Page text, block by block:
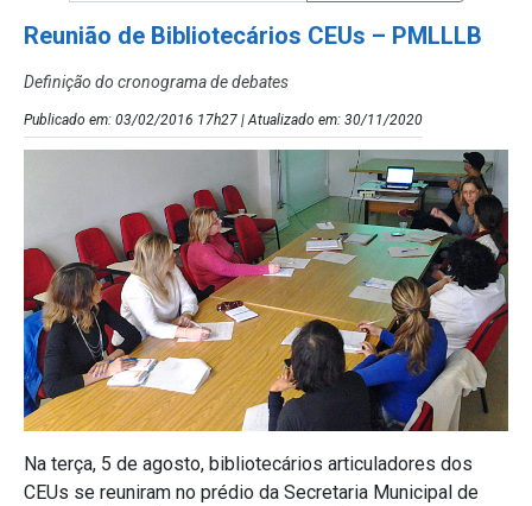
Reunião de Bibliotecários CEUs – PMLLLB
Definição do cronograma de debates
Publicado em: 03/02/2016 17h27 | Atualizado em: 30/11/2020
Na terça, 5 de agosto, bibliotecários articuladores dos
CEUs se reuniram no prédio da Secretaria Municipal de